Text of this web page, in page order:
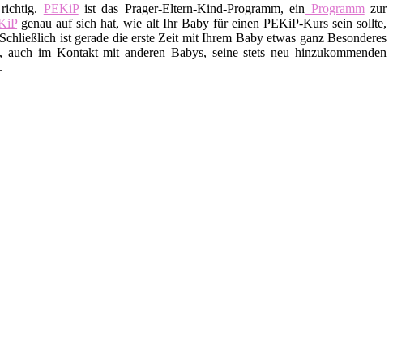
PEKiPist das Prager-Eltern-Kind-Programm, ein Programmzur
genau auf sich hat, wie alt Ihr Baby für einen PEKiP-Kurs sein sollte,
ist gerade die erste Zeit mit Ihrem Baby etwas ganz Besonderes
im Kontakt mit anderen Babys, seine stets neu hinzukommenden